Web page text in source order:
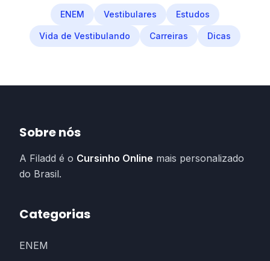
ENEM Vestibulares Estudos
Vida de Vestibulando Carreiras Dicas
Sobre nós
A Filadd é o Cursinho Online mais personalizado
do Brasil.
Categorias
ENEM